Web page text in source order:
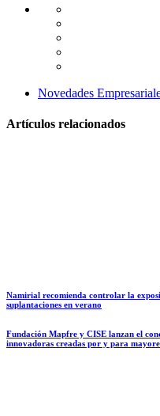
Novedades
Artículos relacionados
Namirial recomienda controlar la
suplantaciones en verano
Fundación Mapfre y CISE lanzan el
innovadoras creadas por y para